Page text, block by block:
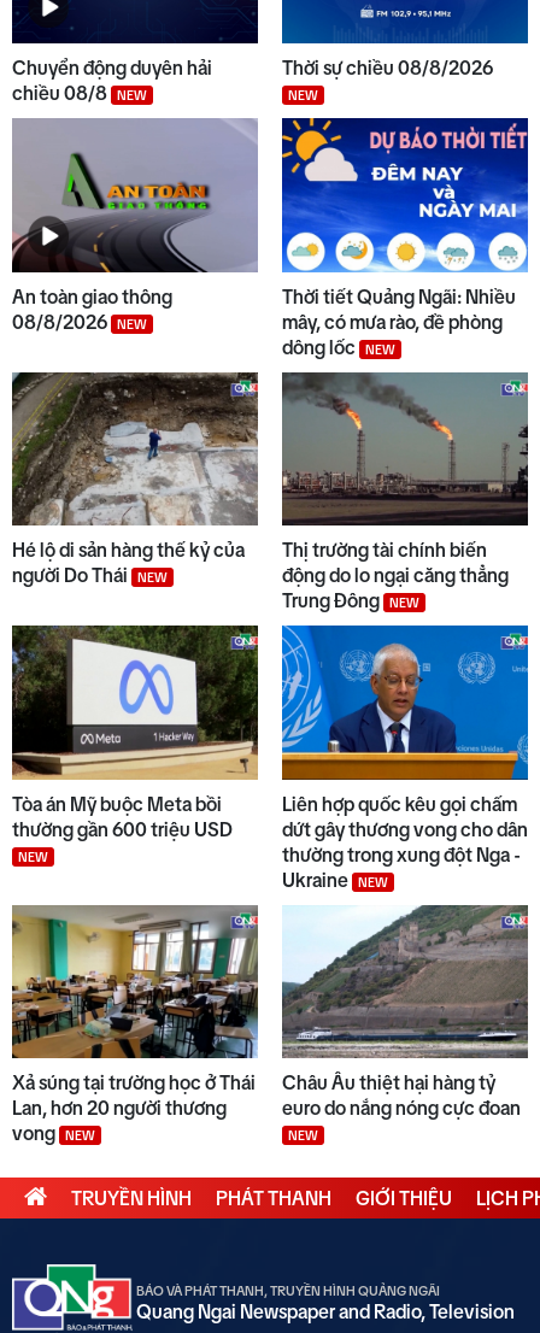
Chuyển động duyên hải
chiều 08/8
NEW
Thời sự chiều 08/8/2026
NEW
An toàn giao thông
08/8/2026
NEW
Thời tiết Quảng Ngãi: Nhiều
mây, có mưa rào, đề phòng
dông lốc
NEW
Hé lộ di sản hàng thế kỷ của
người Do Thái
NEW
Thị trường tài chính biến
động do lo ngại căng thẳng
Trung Đông
NEW
Tòa án Mỹ buộc Meta bồi
thường gần 600 triệu USD
NEW
Liên hợp quốc kêu gọi chấm
dứt gây thương vong cho dân
thường trong xung đột Nga -
Ukraine
NEW
Xả súng tại trường học ở Thái
Lan, hơn 20 người thương
vong
NEW
Châu Âu thiệt hại hàng tỷ
euro do nắng nóng cực đoan
NEW
TRUYỀN HÌNH PHÁT THANH GIỚI THIỆU LỊCH
BÁO VÀ PHÁT THANH, TRUYỀN HÌNH QUẢNG NGÃI
Quang Ngai Newspaper and Radio, Television